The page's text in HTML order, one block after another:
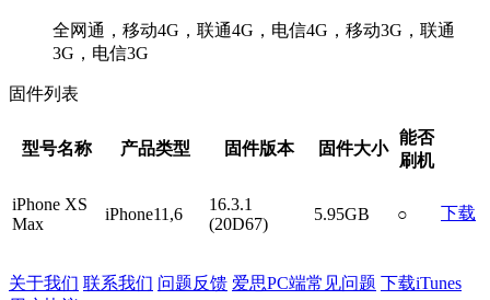
全网通，移动4G，联通4G，电信4G，移动3G，联通
3G，电信3G
固件列表
型号名称 产品类型 固件版本 固件大小
能否
刷机
iPhone XS
Max
iPhone11,6
16.3.1
(20D67)
5.95GB ○ 下载
关于我们 联系我们 问题反馈 爱思PC端常见问题 下载iTunes